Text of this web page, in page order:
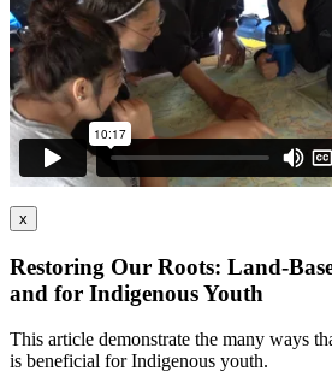
x
Restoring Our Roots: Land-
and for Indigenous Youth
This article demonstrate the many ways
is beneficial for Indigenous youth.